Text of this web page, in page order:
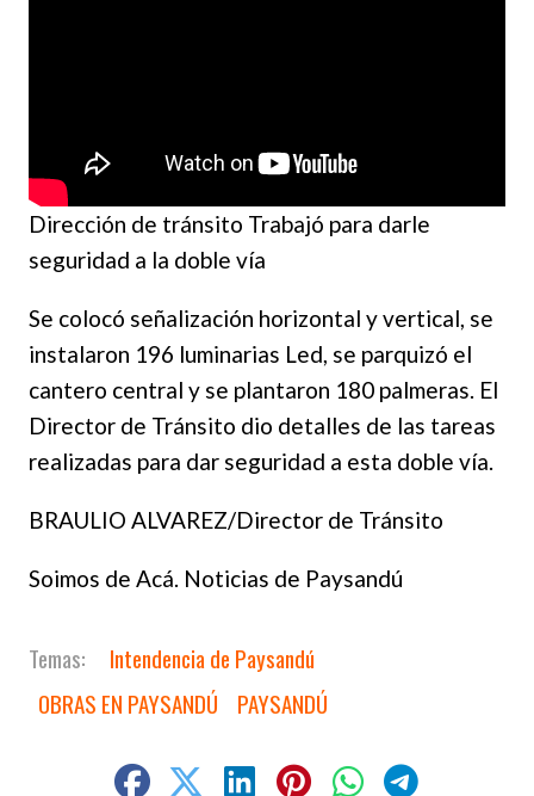
Dirección de tránsito Trabajó para darle
seguridad a la doble vía
Se colocó señalización horizontal y vertical, se
instalaron 196 luminarias Led, se parquizó el
cantero central y se plantaron 180 palmeras. El
Director de Tránsito dio detalles de las tareas
realizadas para dar seguridad a esta doble vía.
BRAULIO ALVAREZ/Director de Tránsito
Soimos de Acá. Noticias de Paysandú
Intendencia de Paysandú
OBRAS EN PAYSANDÚ
PAYSANDÚ